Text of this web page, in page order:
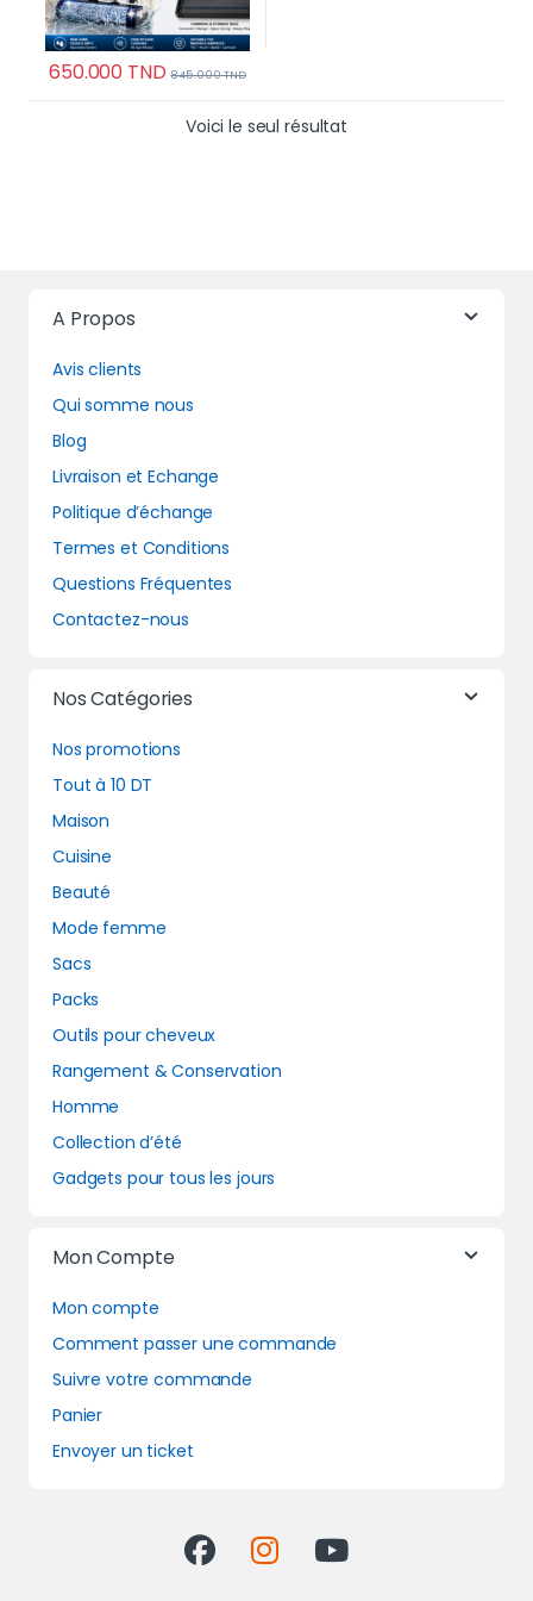
650.000 TND 845.000TND
Voici le seul résultat
A Propos
Avis clients
Qui somme nous
Blog
Livraison et Echange
Politique d’échange
Termes et Conditions
Questions Fréquentes
Contactez-nous
Nos Catégories
Nos promotions
Tout à 10 DT
Maison
Cuisine
Beauté
Mode femme
Sacs
Packs
Outils pour cheveux
Rangement & Conservation
Homme
Collection d’été
Gadgets pour tous les jours
Mon Compte
Mon compte
Comment passer une commande
Suivre votre commande
Panier
Envoyer un ticket